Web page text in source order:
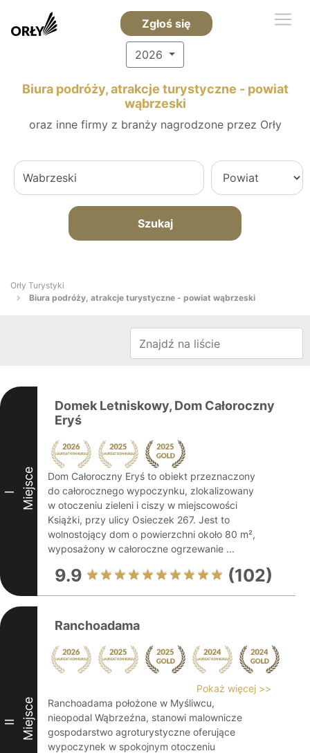
Zgłoś się
2026
Biura podróży, atrakcje turystyczne - powiat
wąbrzeski
oraz inne firmy z branży nagrodzone przez Orły
Szukaj
Orły Turystyki
Biura podróży, atrakcje turystyczne - powiat wąbrzeski
I Miejsce
Domek Letniskowy, Dom Całoroczny
Eryś
Dom Całoroczny Eryś to obiekt przeznaczony
do całorocznego wypoczynku, zlokalizowany
w otoczeniu zieleni i ciszy w miejscowości
Książki, przy ulicy Osieczek 267. Jest to
wolnostojący dom o powierzchni około 80 m²,
wyposażony w całoroczne ogrzewanie ...
9.9 (102)
II Miejsce
Ranchoadama
Pokaż więcej >>
Ranchoadama położone w Myśliwcu,
nieopodal Wąbrzeźna, stanowi malownicze
gospodarstwo agroturystyczne oferujące
wypoczynek w spokojnym otoczeniu